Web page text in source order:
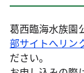
葛西臨海水族園
部サイトへリン
ださい。